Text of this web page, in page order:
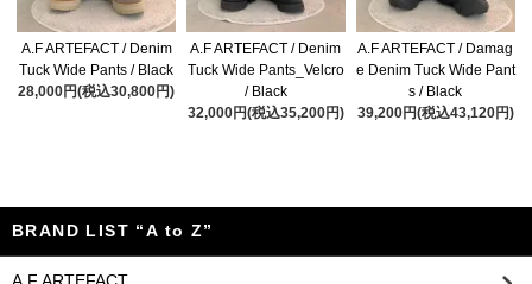
A.F ARTEFACT / Denim
Tuck Wide Pants / Black
28,000円(税込30,800円)
A.F ARTEFACT / Denim
Tuck Wide Pants_Velcro
/ Black
32,000円(税込35,200円)
A.F ARTEFACT / Damag
e Denim Tuck Wide Pant
s / Black
39,200円(税込43,120円)
BRAND LIST “A to Z”